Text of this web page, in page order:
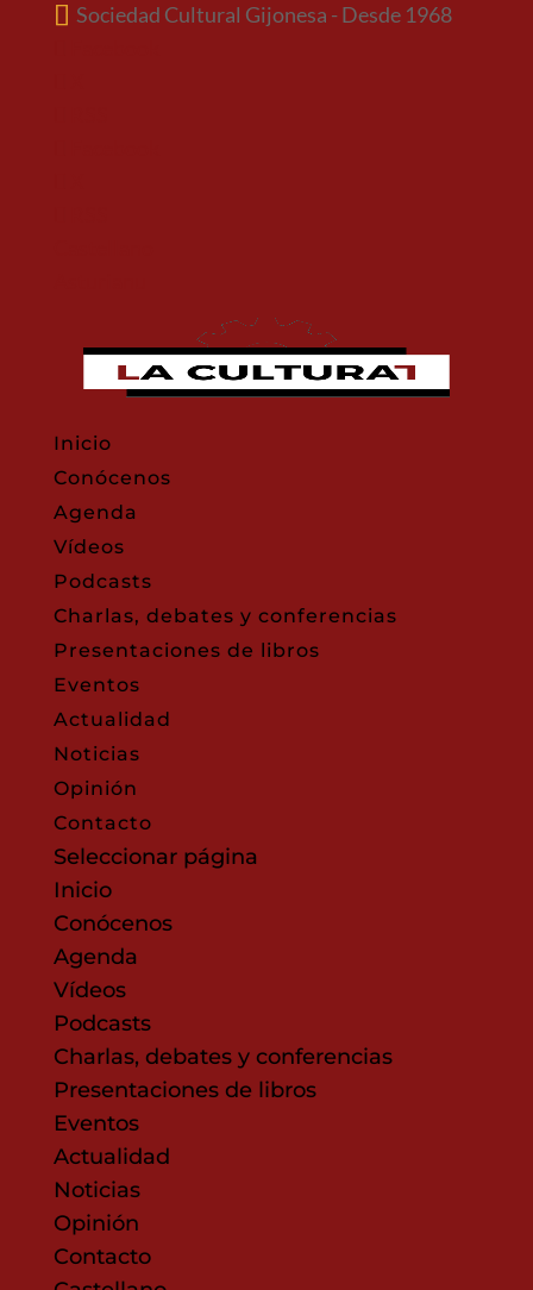
Sociedad Cultural Gijonesa - Desde 1968
Inicio
Conócenos
Agenda
Vídeos
Podcasts
Charlas, debates y conferencias
Presentaciones de libros
Eventos
Actualidad
Noticias
Opinión
Contacto
Seleccionar página
Inicio
Conócenos
Agenda
Vídeos
Podcasts
Charlas, debates y conferencias
Presentaciones de libros
Eventos
Actualidad
Noticias
Opinión
Contacto